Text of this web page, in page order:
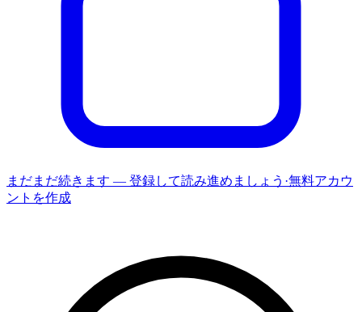
まだまだ続きます — 登録して読み進めましょう ·無料アカウ
ントを作成